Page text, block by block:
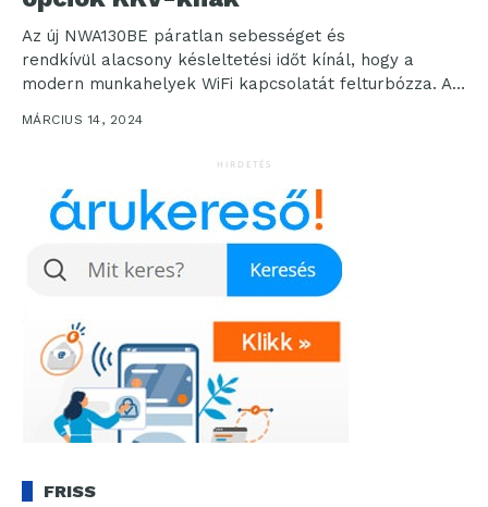
Az új NWA130BE páratlan sebességet és
rendkívül alacsony késleltetési időt kínál, hogy a
modern munkahelyek WiFi kapcsolatát felturbózza. A
Zyxel Networks, a biztonságos, mesterséges
intelligencia...
MÁRCIUS 14, 2024
HIRDETÉS
FRISS